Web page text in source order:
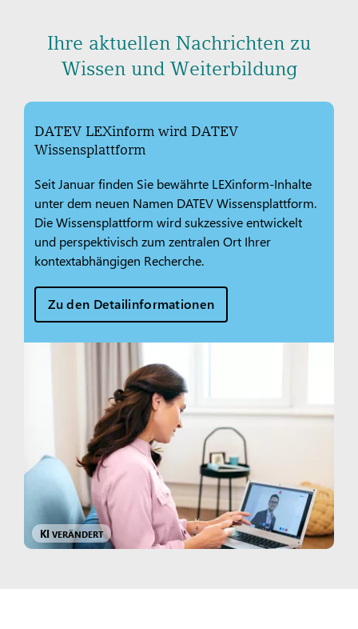
Ihre aktuellen Nachrichten zu
Wissen und Weiterbildung
DATEV LEXinform wird DATEV
Wissensplattform
Seit Januar finden Sie bewährte LEXinform-Inhalte
unter dem neuen Namen DATEV Wissensplattform.
Die Wissensplattform wird sukzessive entwickelt
und perspektivisch zum zentralen Ort Ihrer
kontextabhängigen Recherche.
Zu den Detailinformationen
KI VERÄNDERT